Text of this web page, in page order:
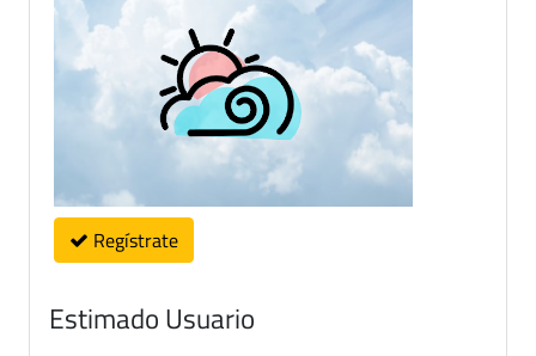
Regístrate
Estimado Usuario